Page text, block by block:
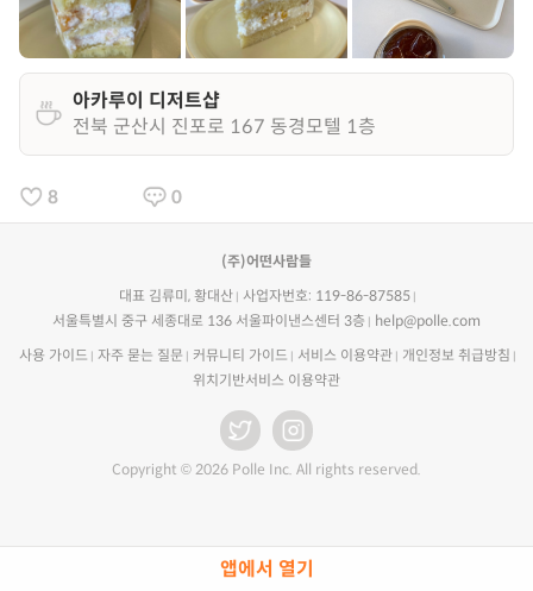
앱에서 열기
아카루이 디저트샵
전북 군산시 진포로 167 동경모텔 1층
8 0
(주)어떤사람들
대표 김류미, 황대산
사업자번호: 119-86-87585
서울특별시 중구 세종대로 136 서울파이낸스센터 3층
help@polle.com
사용 가이드 자주 묻는 질문 커뮤니티 가이드 서비스 이용약관
개인정보 취급방침
위치기반서비스 이용약관
Copyright © 2026 Polle Inc. All rights reserved.